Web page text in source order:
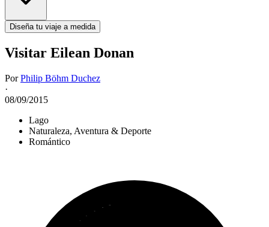
Diseña tu viaje a medida
Visitar Eilean Donan
PorPhilip Böhm Duchez
·
08/09/2015
Lago
Naturaleza, Aventura & Deporte
Romántico